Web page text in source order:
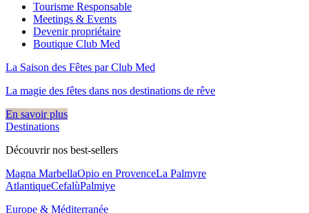
Tourisme Responsable
Meetings & Events
Devenir propriétaire
Boutique Club Med
La Saison des Fêtes par Club Med
La magie des fêtes dans nos destinations de rêve​
En savoir plus
Destinations
Découvrir nos best-sellers
Magna MarbellaOpio en ProvenceLa Palmyre
AtlantiqueCefalùPalmiye
Europe & Méditerranée